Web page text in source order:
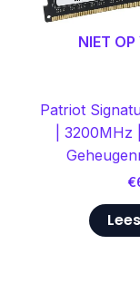
NIET
Patriot
| 3200MHz
€